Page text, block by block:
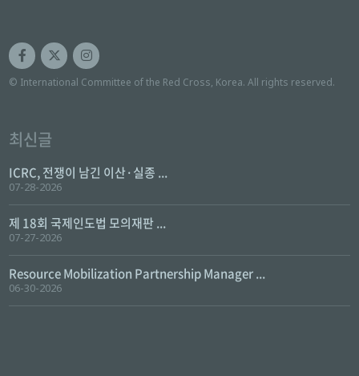
© International Committee of the Red Cross, Korea. All rights reserved.
최신글
ICRC, 전쟁이 남긴 이산·실종 ...
07-28-2026
제 18회 국제인도법 모의재판 ...
07-27-2026
Resource Mobilization Partnership Manager ...
06-30-2026